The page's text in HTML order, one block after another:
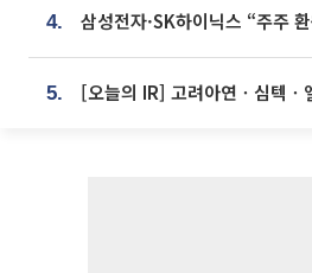
4. 삼성전자·SK하이닉스 “주주
5. [오늘의 IR] 고려아연ㆍ심텍ㆍ